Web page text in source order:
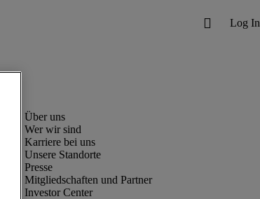
Wer wir sind
Karriere bei uns
Unsere Standorte
Presse
Mitgliedschaften und Partner
Investor Center